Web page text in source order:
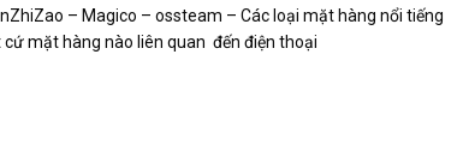
– Magico – ossteam – Các loại mặt hàng nổi tiếng
mặt hàng nào liên quan đến điện thoại